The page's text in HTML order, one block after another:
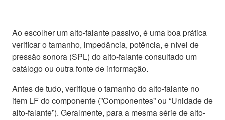
Ao escolher um alto-falante passivo, é uma boa prática
verificar o tamanho, impedância, potência, e nível de
pressão sonora (SPL) do alto-falante consultado um
catálogo ou outra fonte de informação.
Antes de tudo, verifique o tamanho do alto-falante no
item LF do componente (”Componentes” ou “Unidade de
alto-falante”). Geralmente, para a mesma série de alto-